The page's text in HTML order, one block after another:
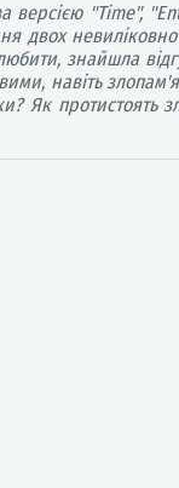
"Time",
знайшла
навіть
протистоять